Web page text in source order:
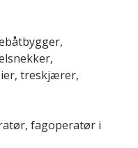
treskjærer,
fagoperatør i